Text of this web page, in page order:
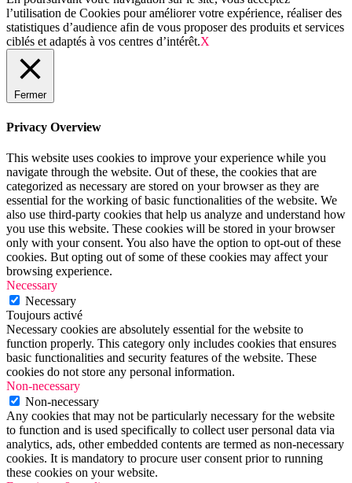
l’utilisation de Cookies pour améliorer votre expérience, réaliser des
statistiques d’audience afin de vous proposer des produits et services
ciblés et adaptés à vos centres d’intérêt.X
Fermer
Privacy Overview
This website uses cookies to improve your experience while you
navigate through the website. Out of these, the cookies that are
categorized as necessary are stored on your browser as they are
essential for the working of basic functionalities of the website. We
also use third-party cookies that help us analyze and understand how
you use this website. These cookies will be stored in your browser
only with your consent. You also have the option to opt-out of these
cookies. But opting out of some of these cookies may affect your
browsing experience.
Necessary
Necessary
Toujours activé
Necessary cookies are absolutely essential for the website to
function properly. This category only includes cookies that ensures
basic functionalities and security features of the website. These
cookies do not store any personal information.
Non-necessary
Non-necessary
Any cookies that may not be particularly necessary for the website
to function and is used specifically to collect user personal data via
analytics, ads, other embedded contents are termed as non-necessary
cookies. It is mandatory to procure user consent prior to running
these cookies on your website.